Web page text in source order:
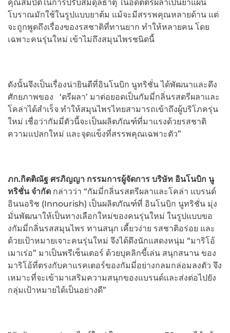
คุณสมบัติในการปรับสมดุลธาตุ ในอดีตตรีผลาเป็นยาแผน
โบราณมักใช้ในรูปแบบยาต้ม แม้จะมีสรรพคุณหลายด้าน แต่
จะถูกพูดถึงเรื่องของรสชาติที่ทานยาก ทำให้หลายคน โดย
เฉพาะคนรุ่นใหม่ เข้าไม่ถึงสมุนไพรชนิดนี้
ดังนั้นจึงเป็นเรื่องน่ายินดีที่อินโนบิก นูทริชั่น ได้พัฒนาและดึง
ศักยภาพของ ‘ตรีผลา’ มาต่อยอดเป็นกัมมี่กลิ่นรสตรีผลาและ
โคล่าได้สำเร็จ ทำให้สมุนไพรไทยสามารถเข้าถึงผู้บริโภครุ่น
ใหม่ เชื่อว่ากัมมี่ตัวนี้จะเป็นผลิตภัณฑ์ที่มาแรงด้วยรสชาติ
ความแปลกใหม่ และจุดแข็งที่สรรพคุณเฉพาะตัว”
ภก.กิตติณัฐ ศรภิญญา กรรมการผู้จัดการ บริษัท อินโนบิก นู
ทริชั่น จำกัด กล่าวว่า “กัมมี่กลิ่นรสตรีผลาและโคล่า แบรนด์
อินนอริช (Innourish) เป็นผลิตภัณฑ์ที่ อินโนบิก นูทริชั่น มุ่ง
มั่นพัฒนาให้เป็นทางเลือกใหม่ของคนรุ่นใหม่ ในรูปแบบขอ
งกัมมี่กลิ่นรสสมุนไพร ทานสนุก เคี้ยวง่าย รสชาติอร่อย และ
ด้วยเป้าหมายเจาะคนรุ่นใหม่ จึงได้ดึงนักแสดงหนุ่ม “มาริโอ้
เมาเร่อ” มาเป็นพรีเซ็นเตอร์ ด้วยบุคลิกขี้เล่น สนุกสนาน ของ
มาริโอ้ที่ตรงกับคาแรคเตอร์ของกัมมี่อย่างกลมกล่อมลงตัว จึง
เหมาะที่จะเข้ามาเสริมความสนุกของแบรนด์และส่งต่อไปยัง
กลุ่มเป้าหมายได้เป็นอย่างดี”